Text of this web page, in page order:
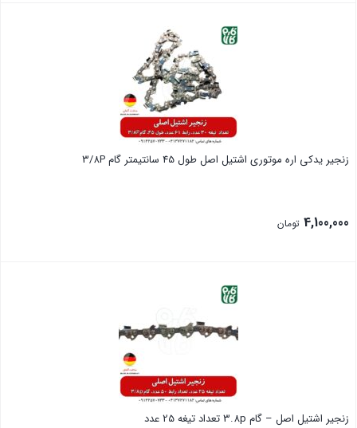
زنجیر یدکی اره موتوری اشتیل اصل طول 45 سانتیمتر گام 3/8P
4,100,000 تومان
زنجیر اشتیل اصل – گام 3.8p تعداد تیغه 25 عدد